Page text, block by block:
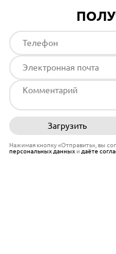
Загрузить
Нажимая кнопку «Отправить», вы
персональных данныхи даёте